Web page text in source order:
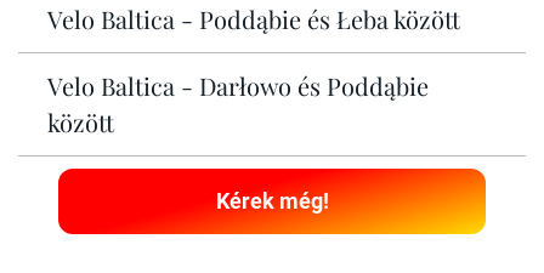
Velo Baltica - Poddąbie és Łeba között
Velo Baltica - Darłowo és Poddąbie
között
Kérek még!